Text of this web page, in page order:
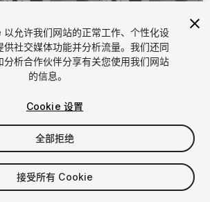
1/9
允许我们网站的正常工作、个性化设
供社交媒体功能并分析流量。我们还同
分析合作伙伴分享有关您使用我们网站
的信息。
Cookie 设置
全部拒绝
接受所有 Cookie